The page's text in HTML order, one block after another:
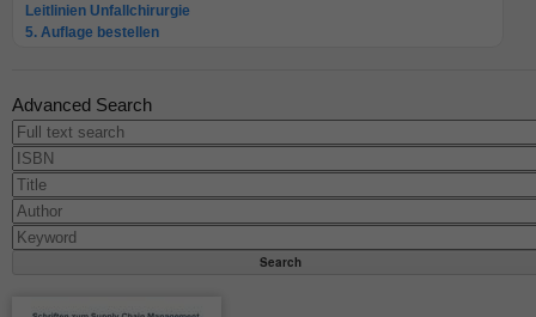
Leitlinien Unfallchirurgie
5. Auflage bestellen
Advanced Search